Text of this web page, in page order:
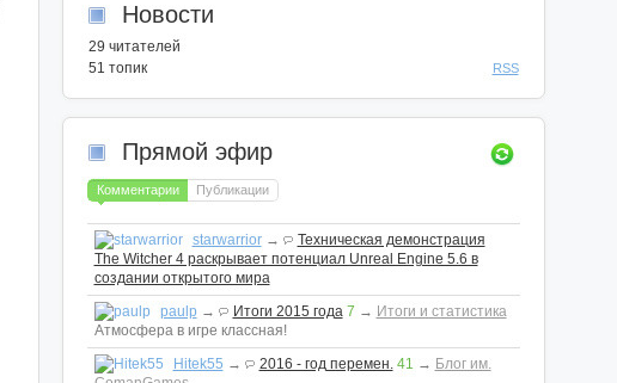
Новости
29 читателей
51 топик
RSS
Прямой эфир
Комментарии Публикации
starwarrior→
Техническая демонстрация
The Witcher 4 раскрывает потенциал Unreal Engine 5.6 в
создании открытого мира
paulp → Итоги 2015 года 7 → Итоги и статистика
Атмосфера в игре классная!
Hitek55 → 2016 - год перемен. 41 → Блог им.